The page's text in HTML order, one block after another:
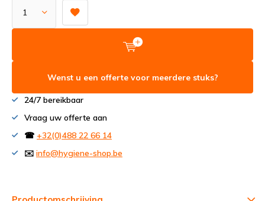
Wenst u een offerte voor meerdere stuks?
24/7 bereikbaar
Vraag uw offerte aan
☎ +32(0)488 22 66 14
✉️ info@hygiene-shop.be